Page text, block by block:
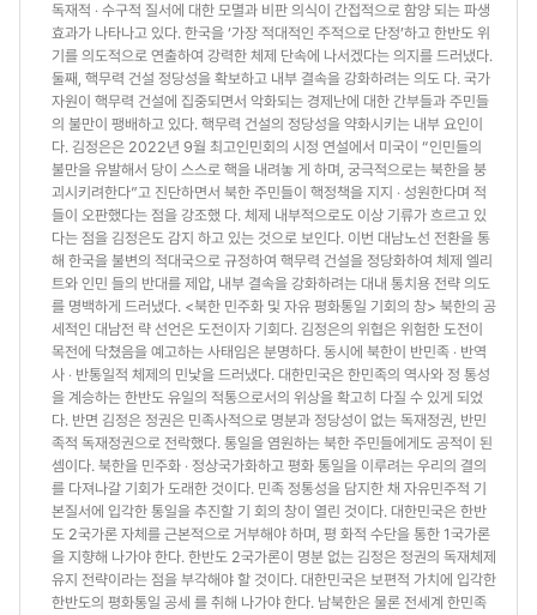
독재적 ‧ 수구적 질서에 대한 모멸과 비판 의식이 간접적으로 함양 되는 파생
효과가 나타나고 있다. 한국을 ‘가장 적대적인 주적으로 단정’하고 한반도 위
기를 의도적으로 연출하여 강력한 체제 단속에 나서겠다는 의지를 드러냈다.
둘째, 핵무력 건설 정당성을 확보하고 내부 결속을 강화하려는 의도 다. 국가
자원이 핵무력 건설에 집중되면서 악화되는 경제난에 대한 간부들과 주민들
의 불만이 팽배하고 있다. 핵무력 건설의 정당성을 약화시키는 내부 요인이
다. 김정은은 2022년 9월 최고인민회의 시정 연설에서 미국이 “인민들의
불만을 유발해서 당이 스스로 핵을 내려놓 게 하며, 궁극적으로는 북한을 붕
괴시키려한다”고 진단하면서 북한 주민들이 핵정책을 지지 ‧ 성원한다며 적
들이 오판했다는 점을 강조했 다. 체제 내부적으로도 이상 기류가 흐르고 있
다는 점을 김정은도 감지 하고 있는 것으로 보인다. 이번 대남노선 전환을 통
해 한국을 불변의 적대국으로 규정하여 핵무력 건설을 정당화하여 체제 엘리
트와 인민 들의 반대를 제압, 내부 결속을 강화하려는 대내 통치용 전략 의도
를 명백하게 드러냈다. <북한 민주화 및 자유 평화통일 기회의 창> 북한의 공
세적인 대남전 략 선언은 도전이자 기회다. 김정은의 위협은 위험한 도전이
목전에 닥쳤음을 예고하는 사태임은 분명하다. 동시에 북한이 반민족 ‧ 반역
사 ‧ 반통일적 체제의 민낯을 드러냈다. 대한민국은 한민족의 역사와 정 통성
을 계승하는 한반도 유일의 적통으로서의 위상을 확고히 다질 수 있게 되었
다. 반면 김정은 정권은 민족사적으로 명분과 정당성이 없는 독재정권, 반민
족적 독재정권으로 전락했다. 통일을 염원하는 북한 주민들에게도 공적이 된
셈이다. 북한을 민주화 ‧ 정상국가화하고 평화 통일을 이루려는 우리의 결의
를 다져나갈 기회가 도래한 것이다. 민족 정통성을 담지한 채 자유민주적 기
본질서에 입각한 통일을 추진할 기 회의 창이 열린 것이다. 대한민국은 한반
도 2국가론 자체를 근본적으로 거부해야 하며, 평 화적 수단을 통한 1국가론
을 지향해 나가야 한다. 한반도 2국가론이 명분 없는 김정은 정권의 독재체제
유지 전략이라는 점을 부각해야 할 것이다. 대한민국은 보편적 가치에 입각한
한반도의 평화통일 공세 를 취해 나가야 한다. 남북한은 물론 전세계 한민족